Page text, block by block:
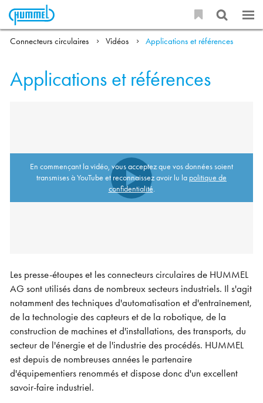
Connecteurs circulaires Vidéos Applications et références
Applications et références
En commençant la vidéo, vous acceptez que vos données soient
transmises à YouTube et reconnaissez avoir lu la politique de
confidentialité.
Les presse-étoupes et les connecteurs circulaires de HUMMEL
AG sont utilisés dans de nombreux secteurs industriels. Il s'agit
notamment des techniques d'automatisation et d'entraînement,
de la technologie des capteurs et de la robotique, de la
construction de machines et d'installations, des transports, du
secteur de l'énergie et de l'industrie des procédés. HUMMEL
est depuis de nombreuses années le partenaire
d'équipementiers renommés et dispose donc d'un excellent
savoir-faire industriel.